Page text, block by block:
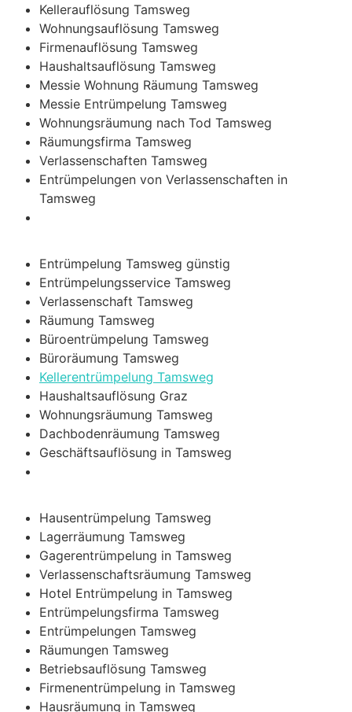
Kellerauflösung Tamsweg
Wohnungsauflösung Tamsweg
Firmenauflösung Tamsweg
Haushaltsauflösung Tamsweg
Messie Wohnung Räumung Tamsweg
Messie Entrümpelung Tamsweg
Wohnungsräumung nach Tod Tamsweg
Räumungsfirma Tamsweg
Verlassenschaften Tamsweg
Entrümpelungen von Verlassenschaften in
Tamsweg
Entrümpelung Tamsweg günstig
Entrümpelungsservice Tamsweg
Verlassenschaft Tamsweg
Räumung Tamsweg
Büroentrümpelung Tamsweg
Büroräumung Tamsweg
Kellerentrümpelung Tamsweg
Haushaltsauflösung Graz
Wohnungsräumung Tamsweg
Dachbodenräumung Tamsweg
Geschäftsauflösung in Tamsweg
Hausentrümpelung Tamsweg
Lagerräumung Tamsweg
Gagerentrümpelung in Tamsweg
Verlassenschaftsräumung Tamsweg
Hotel Entrümpelung in Tamsweg
Entrümpelungsfirma Tamsweg
Entrümpelungen Tamsweg
Räumungen Tamsweg
Betriebsauflösung Tamsweg
Firmenentrümpelung in Tamsweg
Hausräumung in Tamsweg